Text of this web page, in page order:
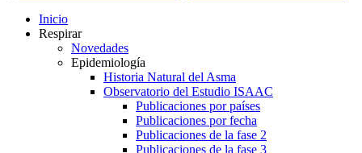
Inicio
Respirar
Novedades
Epidemiología
Historia Natural del Asma
Observatorio del Estudio ISAAC
Publicaciones por países
Publicaciones por fecha
Publicaciones de la fase 2
Publicaciones de la fase 3